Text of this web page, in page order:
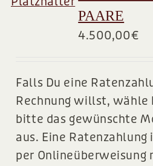
PAARE
4.500,00€
Falls Du eine
Rechnung willst, wähle
bitte das gewünschte
aus. Eine Ratenzahlung
per Onlineüberweisung